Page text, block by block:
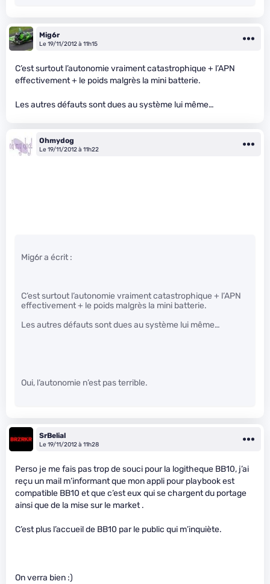
Mig6r
Le 19/11/2012 à 11h15
C’est surtout l’autonomie vraiment catastrophique + l’APN
effectivement + le poids malgrès la mini batterie.
Les autres défauts sont dues au système lui même…
Ohmydog
Le 19/11/2012 à 11h22
Mig6r a écrit :
C’est surtout l’autonomie vraiment catastrophique + l’APN
effectivement + le poids malgrès la mini batterie.
Les autres défauts sont dues au système lui même…
Oui, l’autonomie n’est pas terrible.
SrBelial
Le 19/11/2012 à 11h28
Perso je me fais pas trop de souci pour la logitheque BB10, j’ai
reçu un mail m’informant que mon appli pour playbook est
compatible BB10 et que c’est eux qui se chargent du portage
ainsi que de la mise sur le market .
C’est plus l’accueil de BB10 par le public qui m’inquiète.
On verra bien :)